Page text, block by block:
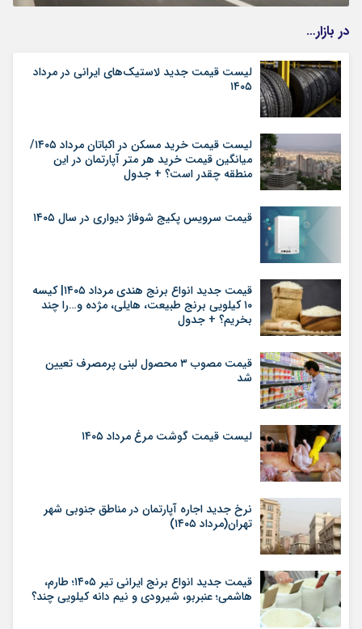
در بازار…
لیست قیمت جدید لاستیک‌های ایرانی در مرداد
۱۴۰۵
لیست قیمت خرید مسکن در اکباتان مرداد ۱۴۰۵/
میانگین قیمت خرید هر متر آپارتمان در این
منطقه چقدر است؟ + جدول
قیمت سرویس پکیج شوفاژ دیواری در سال ۱۴۰۵
قیمت جدید انواع برنج هندی مرداد ۱۴۰۵| کیسه
۱۰ کیلویی برنج طبیعت، هایلی، مژده و…را چند
بخریم؟ + جدول
قیمت مصوب ۳ محصول لبنی پرمصرف تعیین
شد
لیست قیمت گوشت مرغ مرداد ۱۴۰۵
نرخ جدید اجاره آپارتمان در مناطق جنوبی شهر
تهران(مرداد ۱۴۰۵)
قیمت جدید انواع برنج ایرانی تیر ۱۴۰۵؛ طارم،
هاشمی؛ عنبربو، شیرودی و نیم دانه کیلویی چند؟